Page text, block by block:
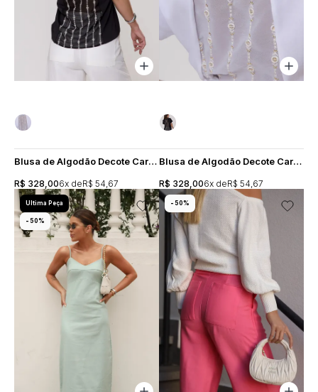
Blusa de Algodão Decote Careca Crepe Costas Bordado - Preta
R$ 328,006x R$ 54,67
Blusa de Algodão Decote Careca Crepe Costas Bordado - Branca
R$ 328,006x R$ 54,67
50%
Ultima Peça 50%